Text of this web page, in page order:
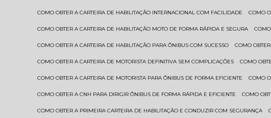
COMO OBTER A CARTEIRA DE HABILITAÇÃO INTERNACIONAL COM FACILIDADE COMO
COMO OBTER A CARTEIRA DE HABILITAÇÃO MOTO DE FORMA RÁPIDA E SEGURA
COMO OBTER A CARTEIRA DE HABILITAÇÃO PARA ÔNIBUS COM SUCESSO COMO
COMO OBTER A CARTEIRA DE MOTORISTA DEFINITIVA SEM COMPLICAÇÕES COMO
COMO OBTER A CARTEIRA DE MOTORISTA PARA ÔNIBUS DE FORMA EFICIENTE COMO
COMO OBTER A CNH PARA DIRIGIR ÔNIBUS DE FORMA RÁPIDA E EFICIENTE COMO
COMO OBTER A PRIMEIRA CARTEIRA DE HABILITAÇÃO E CONDUZIR COM SEGURANÇA